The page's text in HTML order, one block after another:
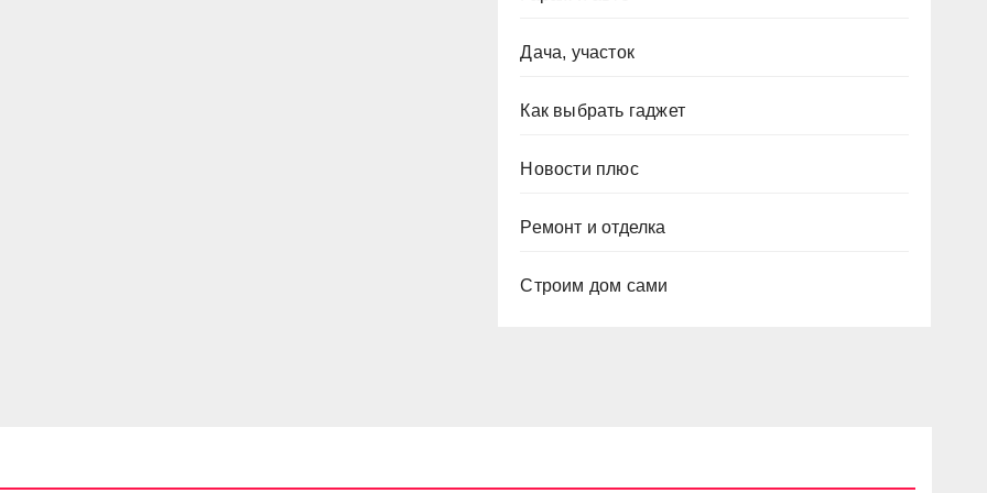
Дача, участок
Как выбрать гаджет
Новости плюс
Ремонт и отделка
Строим дом сами